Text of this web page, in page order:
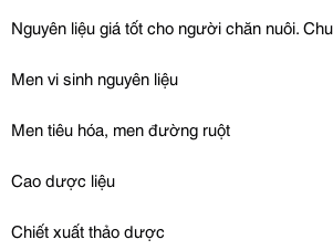
Nguyên liệu giá tốt cho người chăn nuôi.
Men vi sinh nguyên liệu
Men tiêu hóa, men đường ruột
Cao dược liệu
Chiết xuất thảo dược